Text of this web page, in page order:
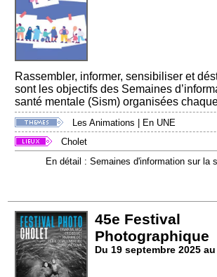
Rassembler, informer, sensibiliser et
sont les objectifs des Semaines
santé mentale (Sism) organisées
Les Animations
En UNE
Cholet
En détail : Semaines d'information sur la
45e Festival
Photographique
Du 19 septembre 2025